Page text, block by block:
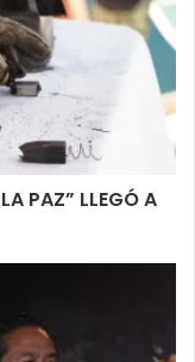
PAZ” LLEGÓ A